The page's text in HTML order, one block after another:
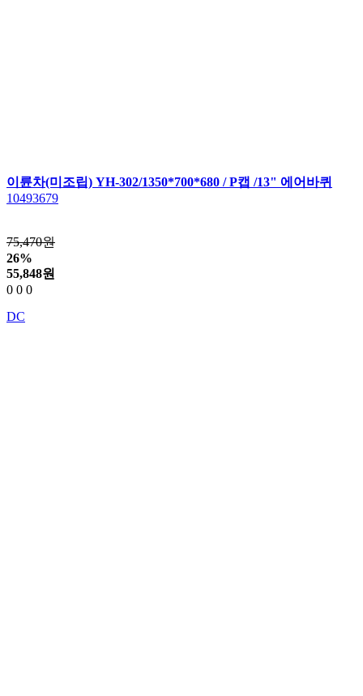
이륜차(미조립) YH-302/1350*700*680 / P캡 /13" 에어바퀴
10493679
75,470원
26%
55,848원
0 0 0
DC